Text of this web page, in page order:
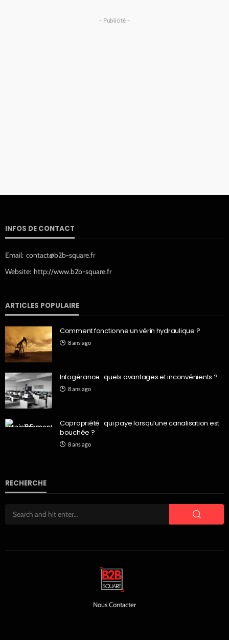
- Publicité -
INFOS DE CONTACT
Email: contact@b2b-square.fr
Website: http://www.b2b-square.fr
ARTICLES POPULAIRE
Comment fonctionne un vérin hydraulique ?
8 ans ago
Infogérance : quels avantages et inconvénients ?
8 ans ago
Copropriété : qui paye lorsqu’une canalisation est
bouchée ?
8 ans ago
RECHERCHE
Nous Contacter